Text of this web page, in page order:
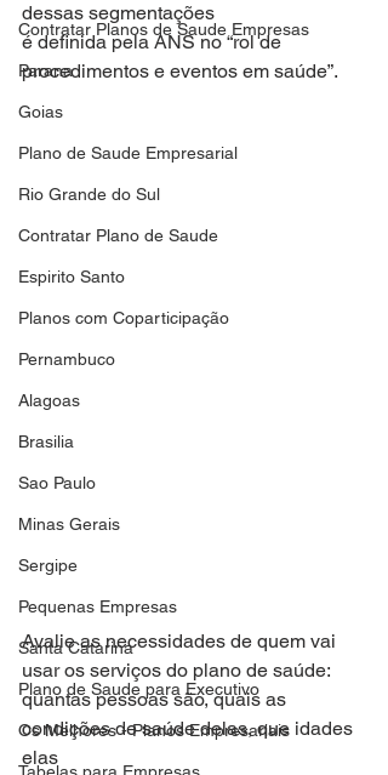
Contratar Planos de Saude Empresas
Parana
Goias
Plano de Saude Empresarial
Rio Grande do Sul
Contratar Plano de Saude
Espirito Santo
Planos com Coparticipação
Pernambuco
Alagoas
Brasilia
Sao Paulo
Minas Gerais
Sergipe
Pequenas Empresas
Santa Catarina
Plano de Saude para Executivo
Os Melhores - Planos Empresariais
dessas segmentações
é definida pela ANS no “rol de
procedimentos e eventos em saúde”.
Avalie as necessidades de quem vai
usar os serviços do plano de saúde:
quantas pessoas são, quais as
condições de saúde delas, que idades
elas